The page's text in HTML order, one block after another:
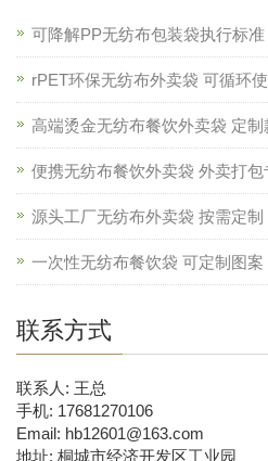
可降解PP无纺布包装袋执行标
rPET环保无纺布外卖袋 可循环
高端烫金无纺布餐饮外卖袋 定
便携无纺布餐饮外卖袋 外卖打
源头工厂无纺布外卖袋 按需定
一次性无纺布餐饮袋 可定制图
联系方式
联系人: 王总
手机: 17681270106
Email: hb12601@163.com
地址: 桐城市经济开发区工业园